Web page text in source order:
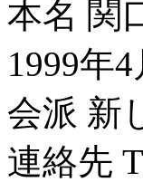
本名 関
1999年
会派 新
連絡先